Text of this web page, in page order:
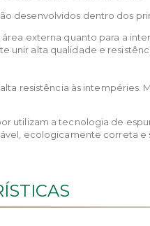
desenvolvidos dentro dos
área externa quanto para a
unir alta qualidade e
alta resistência às
utilizam a tecnologia de
ecologicamente correta e